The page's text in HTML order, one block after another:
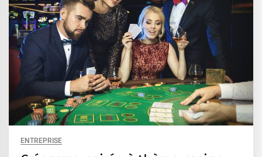
ENTREPRISE